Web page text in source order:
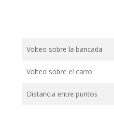
Volteo sobre la bancada
Volteo sobre el carro
Distancia entre puntos